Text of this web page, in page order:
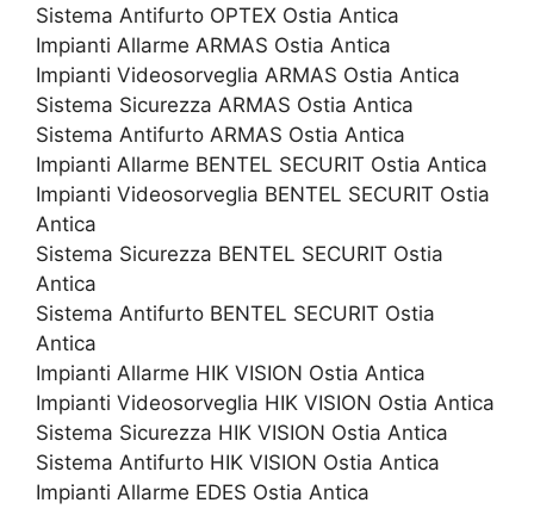
Sistema Antifurto OPTEX Ostia Antica
Impianti Allarme ARMAS Ostia Antica
Impianti Videosorveglia ARMAS Ostia Antica
Sistema Sicurezza ARMAS Ostia Antica
Sistema Antifurto ARMAS Ostia Antica
Impianti Allarme BENTEL SECURIT Ostia Antica
Impianti Videosorveglia BENTEL SECURIT Ostia
Antica
Sistema Sicurezza BENTEL SECURIT Ostia
Antica
Sistema Antifurto BENTEL SECURIT Ostia
Antica
Impianti Allarme HIK VISION Ostia Antica
Impianti Videosorveglia HIK VISION Ostia Antica
Sistema Sicurezza HIK VISION Ostia Antica
Sistema Antifurto HIK VISION Ostia Antica
Impianti Allarme EDES Ostia Antica